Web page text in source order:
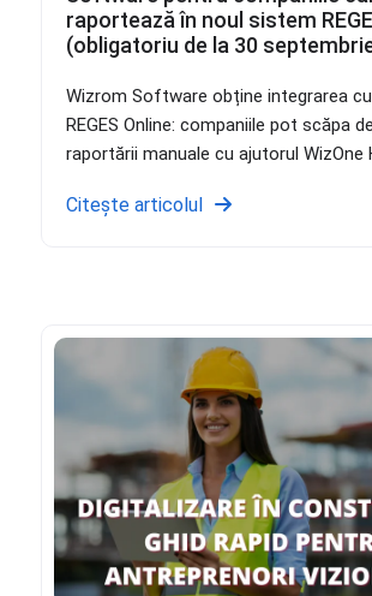
raportează în noul sistem
(obligatoriu de la 30
Wizrom Software obține integrarea
REGES Online: companiile pot scăpa
raportării manuale cu ajutorul WizOne
Citește articolul